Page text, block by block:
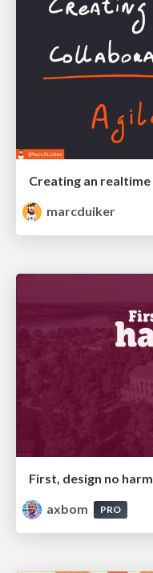
marcduiker
First, design no harm
axbom
PRO